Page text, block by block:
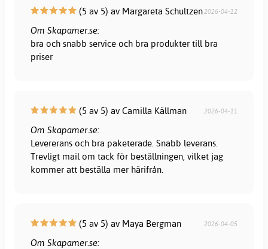
(5 av 5) av Margareta Schultzen 2026-04-12
Om Skapamer.se:
bra och snabb service och bra produkter till bra
priser
(5 av 5) av Camilla Källman 2026-04-11
Om Skapamer.se:
Levererans och bra paketerade. Snabb leverans.
Trevligt mail om tack för beställningen, vilket jag
kommer att beställa mer härifrån.
(5 av 5) av Maya Bergman 2026-04-05
Om Skapamer.se: